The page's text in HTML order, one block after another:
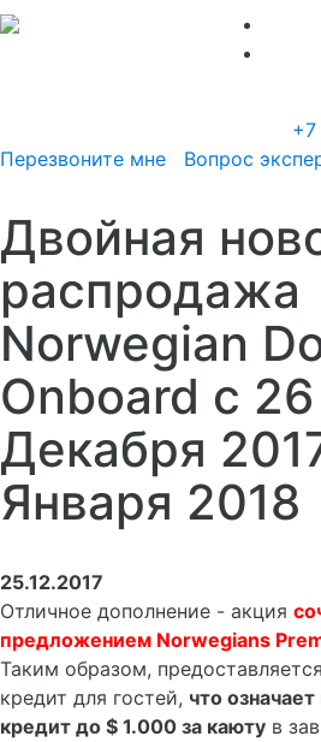
+7
Перезвоните мне
Вопрос
Двойная
распродажа
Norwegian
Onboard с 26
Декабря
Января 2018
25.12.2017
Отличное дополнение - акция
предложением Norwegians
Таким образом,
кредит для гостей, что
кредит до $ 1.000 за каюту в